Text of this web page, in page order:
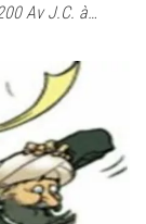
Av J.C. à…